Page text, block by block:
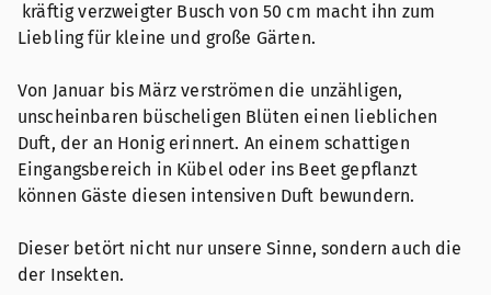
kräftig verzweigter Busch von 50 cm macht ihn zum
Liebling für kleine und große Gärten.
Von Januar bis März verströmen die unzähligen,
unscheinbaren büscheligen Blüten einen lieblichen
Duft, der an Honig erinnert. An einem schattigen
Eingangsbereich in Kübel oder ins Beet gepflanzt
können Gäste diesen intensiven Duft bewundern.
Dieser betört nicht nur unsere Sinne, sondern auch die
der Insekten.